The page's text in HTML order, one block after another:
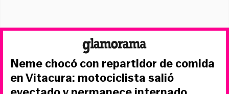
Neme chocó con repartidor de comida
en Vitacura: motociclista salió